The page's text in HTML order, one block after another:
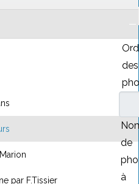
par F.Tissier
des
de
à